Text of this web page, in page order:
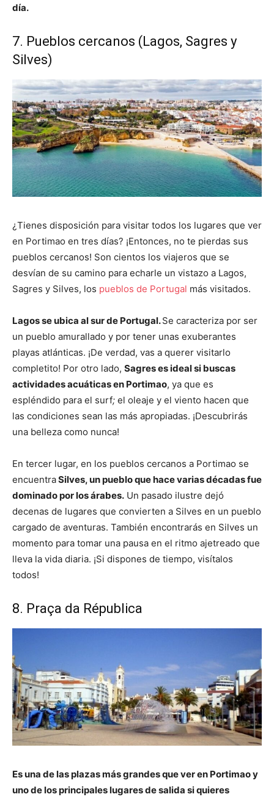
día.
7. Pueblos cercanos (Lagos, Sagres y
Silves)
¿Tienes disposición para visitar todos los lugares que ver
en Portimao en tres días? ¡Entonces, no te pierdas sus
pueblos cercanos! Son cientos los viajeros que se
desvían de su camino para echarle un vistazo a Lagos,
Sagres y Silves, los pueblos de Portugal más visitados.
Lagos se ubica al sur de Portugal.Se caracteriza por ser
un pueblo amurallado y por tener unas exuberantes
playas atlánticas. ¡De verdad, vas a querer visitarlo
completito! Por otro lado, Sagres es ideal si buscas
actividades acuáticas en Portimao, ya que es
espléndido para el surf; el oleaje y el viento hacen que
las condiciones sean las más apropiadas. ¡Descubrirás
una belleza como nunca!
En tercer lugar, en los pueblos cercanos a Portimao se
encuentraSilves, un pueblo que hace varias décadas fue
dominado por los árabes. Un pasado ilustre dejó
decenas de lugares que convierten a Silves en un pueblo
cargado de aventuras. También encontrarás en Silves un
momento para tomar una pausa en el ritmo ajetreado que
lleva la vida diaria. ¡Si dispones de tiempo, visítalos
todos!
8. Praça da Républica
Es una de las plazas más grandes que ver en Portimao y
uno de los principales lugares de salida si quieres